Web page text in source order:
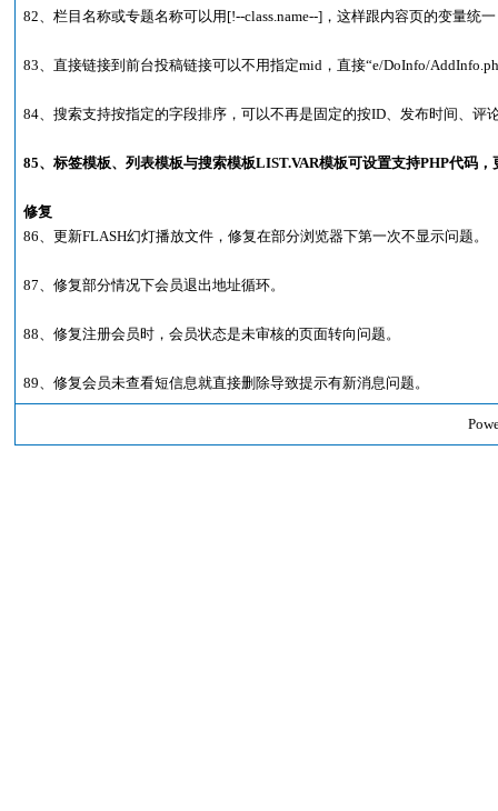
82、栏目名称或专题名称可以用[!--class.name--]，这样跟内容页的变量统
83、直接链接到前台投稿链接可以不用指定mid，直接“e/DoInfo/
84、搜索支持按指定的字段排序，可以不再是固定的按ID、发布时间、评
85、标签模板、列表模板与搜索模板LIST.VAR模板可设置支持PHP代码，
修复
86、更新FLASH幻灯播放文件，修复在部分浏览器下第一次不显示问题。
87、修复部分情况下会员退出地址循环。
88、修复注册会员时，会员状态是未审核的页面转向问题。
89、修复会员未查看短信息就直接删除导致提示有新消息问题。